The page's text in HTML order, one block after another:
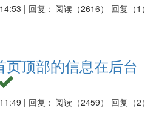
阅读（2616） 回复（1）
| 回复：
页顶部的信息在后台
阅读（2459） 回复（2）
| 回复：